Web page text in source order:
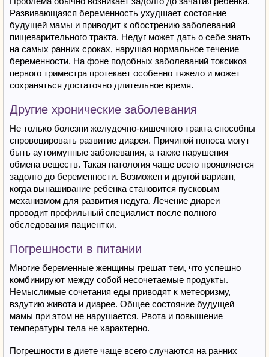
Развивающаяся беременность ухудшает состояние
будущей мамы и приводит к обострению заболеваний
пищеварительного тракта. Недуг может дать о себе знать
на самых ранних сроках, нарушая нормальное течение
беременности. На фоне подобных заболеваний токсикоз
первого триместра протекает особенно тяжело и может
сохраняться достаточно длительное время.
Другие хронические заболевания
Не только болезни желудочно-кишечного тракта способны
спровоцировать развитие диареи. Причиной поноса могут
быть аутоимунные заболевания, а также нарушения
обмена веществ. Такая патология чаще всего проявляется
задолго до беременности. Возможен и другой вариант,
когда вынашивание ребенка становится пусковым
механизмом для развития недуга. Лечение диареи
проводит профильный специалист после полного
обследования пациентки.
Погрешности в питании
Многие беременные женщины грешат тем, что успешно
комбинируют между собой несочетаемые продукты.
Немыслимые сочетания еды приводят к метеоризму,
вздутию живота и диарее. Общее состояние будущей
мамы при этом не нарушается. Рвота и повышение
температуры тела не характерно.
Погрешности в диете чаще всего случаются на ранних